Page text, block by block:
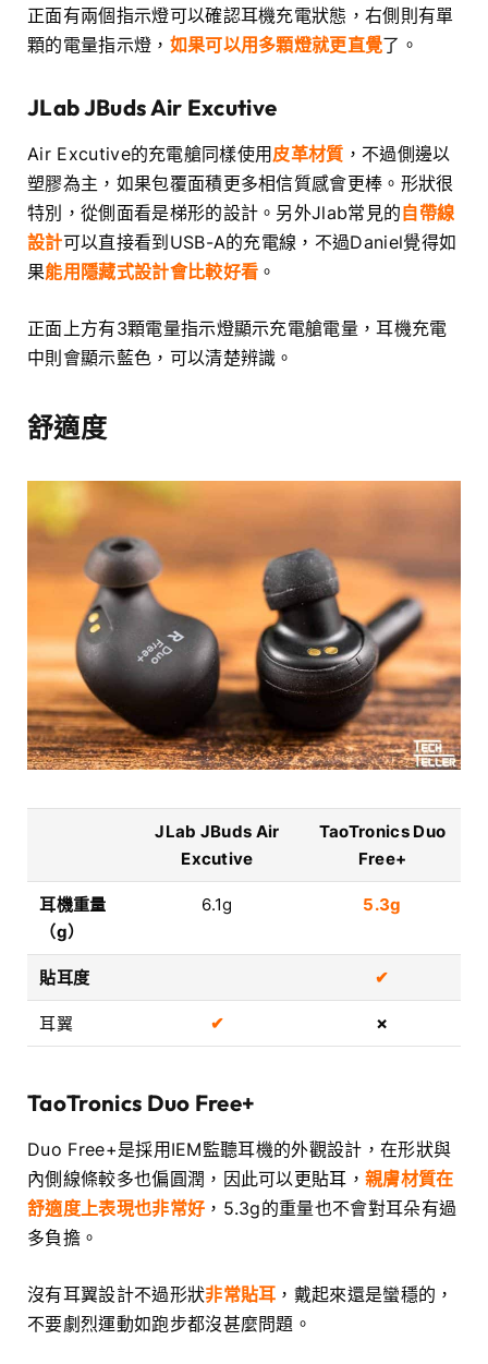
正面有兩個指示燈可以確認耳機充電狀態，右側則有單
顆的電量指示燈， 如果可以用多顆燈就更直覺了。
JLab JBuds Air Excutive
Air Excutive的充電艙同樣使用皮革材質 ，不過側邊以
塑膠為主，如果包覆面積更多相信質感會更棒。形狀很
特別，從側面看是梯形的設計。另外Jlab常見的自帶線
設計可以直接看到USB-A的充電線，不過Daniel覺得如
果能用隱藏式設計會比較好看 。
正面上方有3顆電量指示燈顯示充電艙電量，耳機充電
中則會顯示藍色，可以清楚辨識。
舒適度
JLab JBuds Air
Excutive
TaoTronics Duo
Free+
耳機重量
（g）
6.1g 5.3g
貼耳度 ✔
耳翼 ✔ ✗
TaoTronics Duo Free+
Duo Free+是採用IEM監聽耳機的外觀設計，在形狀與
內側線條較多也偏圓潤，因此可以更貼耳 ，親膚材質在
舒適度上表現也非常好 ，5.3g的重量也不會對耳朵有過
多負擔。
沒有耳翼設計不過形狀非常貼耳 ，戴起來還是蠻穩的，
不要劇烈運動如跑步都沒甚麼問題。